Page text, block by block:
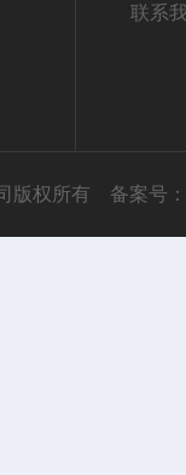
联系
版权所有 备案号